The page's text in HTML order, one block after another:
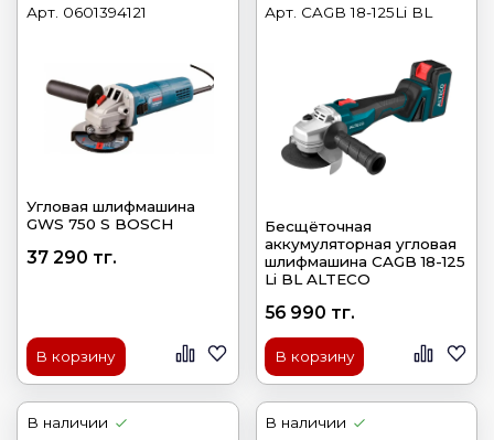
Арт. 0601394121
Угловая шлифмашина
GWS 750 S BOSCH
37 290 тг.
В корзину
Арт. CAGB 18-125Li BL
Бесщёточная
аккумуляторная угловая
шлифмашина CAGB 18-125
Li BL ALTECO
56 990 тг.
В корзину
В наличии
В наличии